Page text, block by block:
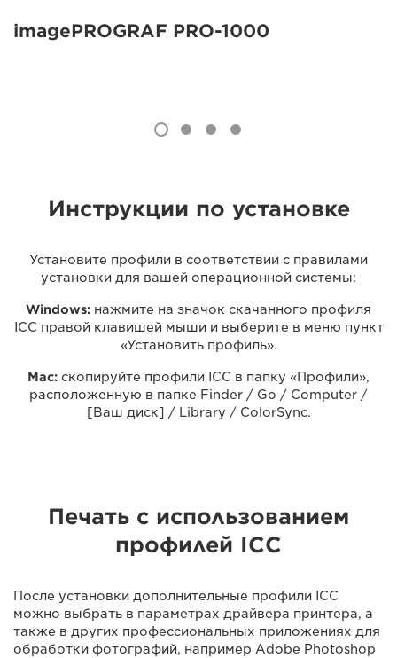
imagePROGRAF PRO-1000
Инструкции по установке
Установите профили в соответствии с правилами
установки для вашей операционной системы:
Windows: нажмите на значок скачанного профиля
ICC правой клавишей мыши и выберите в меню пункт
«Установить профиль».
Mac: скопируйте профили ICC в папку «Профили»,
расположенную в папке Finder / Go / Computer /
[Ваш диск] / Library / ColorSync.
Печать с использованием
профилей ICC
После установки дополнительные профили ICC
можно выбрать в параметрах драйвера принтера, а
также в других профессиональных приложениях для
обработки фотографий, например Adobe Photoshop